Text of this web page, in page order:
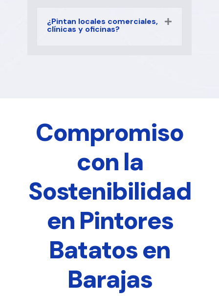
¿Pintan locales comerciales,
clínicas y oficinas?
Compromiso
con la
Sostenibilidad
en Pintores
Batatos en
Barajas